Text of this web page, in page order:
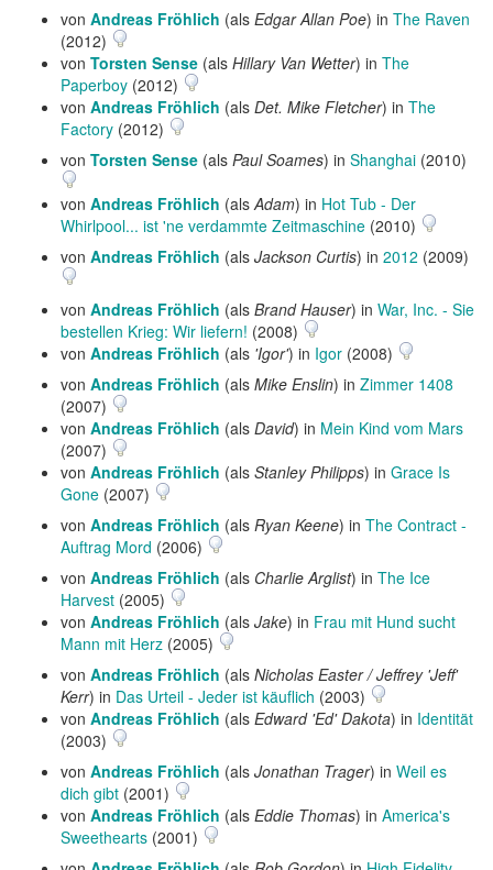
von Andreas Fröhlich (als Edgar Allan Poe) in The Raven
(2012)
von Torsten Sense (als Hillary Van Wetter) in The
Paperboy (2012)
von Andreas Fröhlich (als Det. Mike Fletcher) in The
Factory (2012)
von Torsten Sense (als Paul Soames) in Shanghai (2010)
von Andreas Fröhlich (alsAdam) in Hot Tub - Der
Whirlpool... ist 'ne verdammte Zeitmaschine (2010)
von Andreas Fröhlich (als Jackson Curtis) in 2012 (2009)
von Andreas Fröhlich (als Brand Hauser) in War, Inc. - Sie
bestellen Krieg: Wir liefern! (2008)
von Andreas Fröhlich (als 'Igor') in Igor (2008)
von Andreas Fröhlich (als Mike Enslin) in Zimmer 1408
(2007)
von Andreas Fröhlich (als David) in Mein Kind vom Mars
(2007)
von Andreas Fröhlich (als Stanley Philipps) in Grace Is
Gone (2007)
von Andreas Fröhlich (als Ryan Keene) in The Contract -
Auftrag Mord (2006)
von Andreas Fröhlich (als Charlie Arglist) in The Ice
Harvest (2005)
von Andreas Fröhlich (als Jake) in Frau mit Hund sucht
Mann mit Herz (2005)
von Andreas Fröhlich (als Nicholas Easter / Jeffrey 'Jeff'
Kerr) in Das Urteil - Jeder ist käuflich (2003)
von Andreas Fröhlich (als Edward 'Ed' Dakota) in Identität
(2003)
von Andreas Fröhlich (als Jonathan Trager) in Weil es
dich gibt (2001)
von Andreas Fröhlich (als Eddie Thomas) in America's
Sweethearts (2001)